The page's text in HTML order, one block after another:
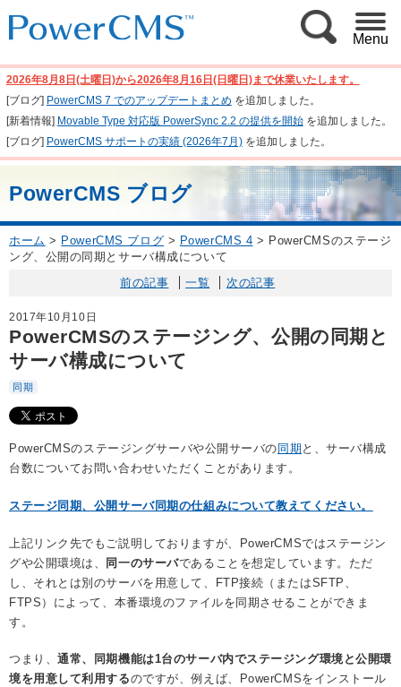
Menu
2026年8月8日(土曜日)から2026年8月16日(日曜日)まで休業いたします。
[ブログ] PowerCMS 7 でのアップデートまとめ を追加しました。
[新着情報] Movable Type 対応版 PowerSync 2.2 の提供を開始を追加しました。
[ブログ] PowerCMS サポートの実績 (2026年7月)を追加しました。
PowerCMS ブログ
ホーム > PowerCMS ブログ > PowerCMS 4 > PowerCMSのステージ
ング、公開の同期とサーバ構成について
前の記事 一覧 次の記事
2017年10月10日
PowerCMSのステージング、公開の同期と
サーバ構成について
同期
PowerCMSのステージングサーバや公開サーバの 同期 と、サーバ構成
台数についてお問い合わせいただくことがあります。
ステージ同期、公開サーバ同期の仕組みについて教えてください。
上記リンク先でもご説明しておりますが、PowerCMSではステージン
グや公開環境は、 同一のサーバであることを想定しています。ただ
し、それとは別のサーバを用意して、FTP接続（またはSFTP、
FTPS）によって、本番環境のファイルを同期させることができま
す。
つまり、通常、同期機能は1台のサーバ内でステージング環境と公開環
境を用意して利用するのですが、例えば、PowerCMSをインストール